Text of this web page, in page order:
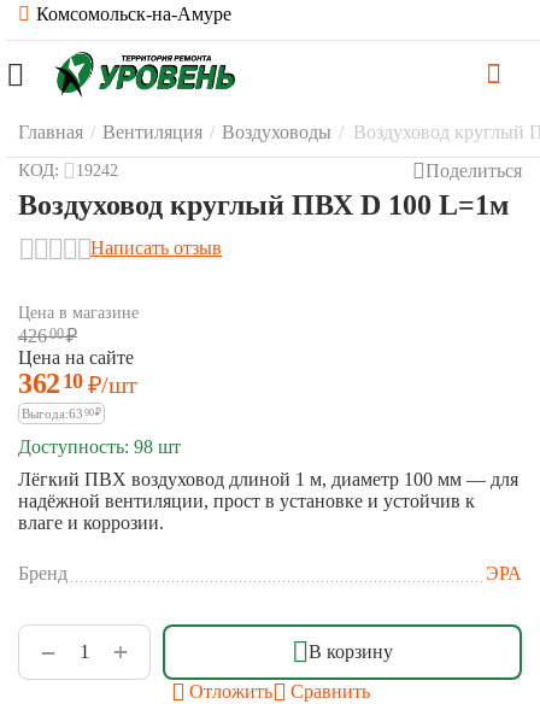
Комсомольск-на-Амуре
Главная / Вентиляция / Воздуховоды / Воздуховод
КОД: 19242 Поделиться
Воздуховод круглый ПВХ D 100 L=1м
Написать отзыв
Цена в магазине
42600₽
Цена на сайте
362 10 ₽/шт
Выгода:63 90₽
Доступность: 98 шт
Лёгкий ПВХ воздуховод длиной 1 м, диаметр 100 мм — для
надёжной вентиляции, прост в установке и устойчив к
влаге и коррозии.
Бренд ЭРА
+
−
В корзину
Отложить
Сравнить